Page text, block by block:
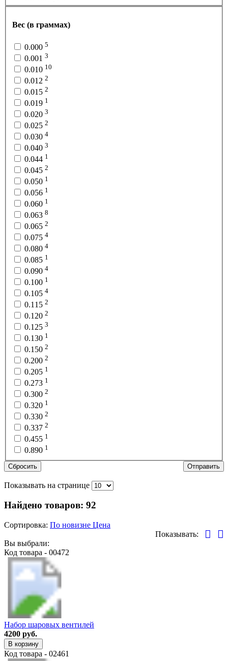
Вес (в граммах)
0.000 5
0.001 3
0.010 10
0.012 2
0.015 2
0.019 1
0.020 3
0.025 2
0.030 4
0.040 3
0.044 1
0.045 2
0.050 1
0.056 1
0.060 1
0.063 8
0.065 2
0.075 4
0.080 4
0.085 1
0.090 4
0.100 1
0.105 4
0.115 2
0.120 2
0.125 3
0.130 1
0.150 2
0.200 2
0.205 1
0.273 1
0.300 2
0.320 1
0.330 2
0.337 2
0.455 1
0.890 1
Сбросить Отправить
Показывать на странице
Найдено товаров: 92
Сортировка: По новизне Цена
Показывать:
Вы выбрали:
Код товара - 00472
Набор шаровых вентилей
4200 руб.
В корзину
Код товара - 02461